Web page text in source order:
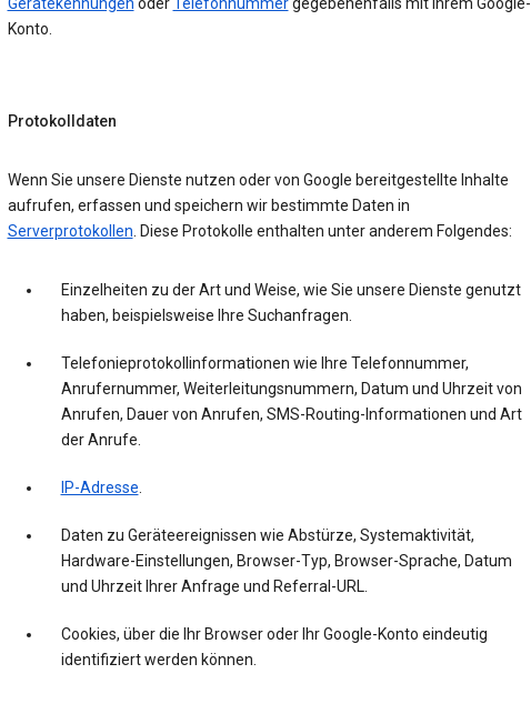
Gerätekennungen oderTelefonnummergegebenenfalls mit Ihrem Google-
Konto.
Protokolldaten
Wenn Sie unsere Dienste nutzen oder von Google bereitgestellte Inhalte
aufrufen, erfassen und speichern wir bestimmte Daten in
Serverprotokollen. Diese Protokolle enthalten unter anderem Folgendes:
Einzelheiten zu der Art und Weise, wie Sie unsere Dienste genutzt
haben, beispielsweise Ihre Suchanfragen.
Telefonieprotokollinformationen wie Ihre Telefonnummer,
Anrufernummer, Weiterleitungsnummern, Datum und Uhrzeit von
Anrufen, Dauer von Anrufen, SMS-Routing-Informationen und Art
der Anrufe.
IP-Adresse.
Daten zu Geräteereignissen wie Abstürze, Systemaktivität,
Hardware-Einstellungen, Browser-Typ, Browser-Sprache, Datum
und Uhrzeit Ihrer Anfrage und Referral-URL.
Cookies, über die Ihr Browser oder Ihr Google-Konto eindeutig
identifiziert werden können.